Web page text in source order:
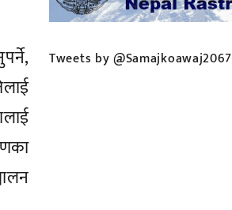
Tweets by @Samajkoawaj2067